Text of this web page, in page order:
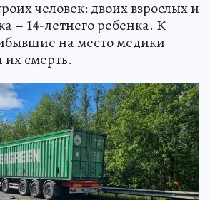
человек: двоих взрослых и
– 14-летнего ребенка. К
на место медики
их смерть.